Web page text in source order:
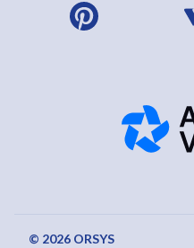
© 2026 ORSYS